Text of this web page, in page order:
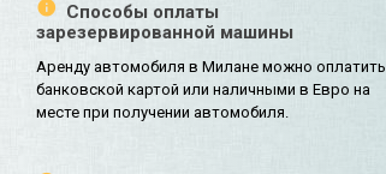
Способы оплаты
зарезервированной машины
Аренду автомобиля в Милане можно оплатить
банковской картой или наличными в Евро на
месте при получении автомобиля.